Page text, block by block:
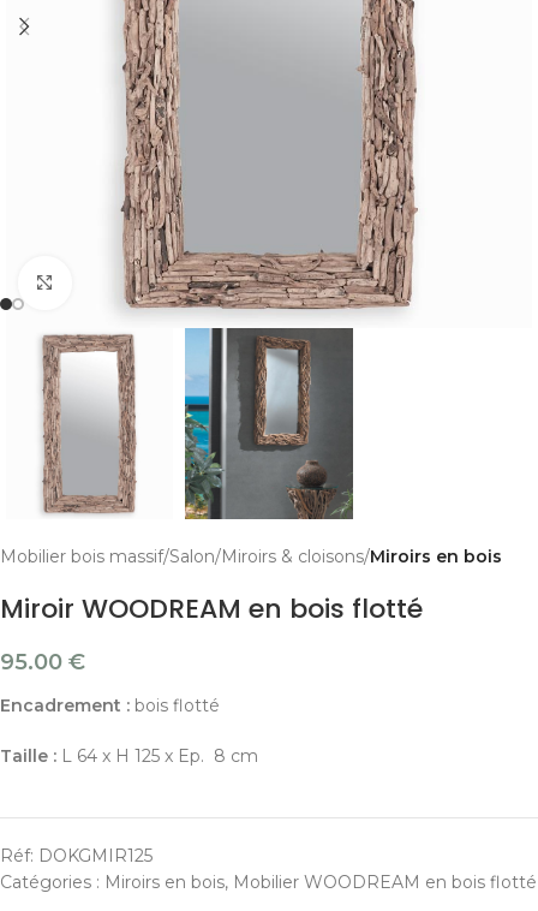
Cliquer pour agrandir
Mobilier bois massif Salon Miroirs & cloisons Miroirs en bois
Miroir WOODREAM en bois flotté
95.00 €
Encadrement : bois flotté
Taille : L 64 x H 125 x Ep. 8 cm
Réf: DOKGMIR125
Catégories : Miroirs en bois, Mobilier WOODREAM en bois flotté